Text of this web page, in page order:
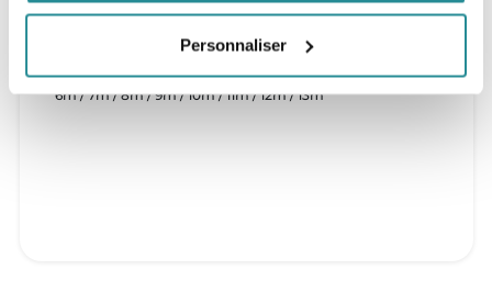
Personnaliser
6m / 7m / 8m / 9m / 10m / 11m / 12m / 13m